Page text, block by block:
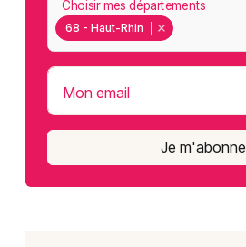
68 - Haut-Rhin
Choisir mes départements
Mon email
Je m'abonne